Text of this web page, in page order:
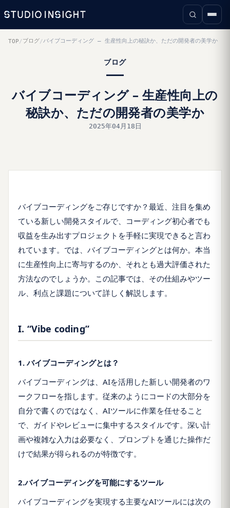
TOP /ブログ/バイブコーディング – 生産性向上の秘訣か、ただの開発者の美学か
ブログ
バイブコーディング – 生産性向上の
秘訣か、ただの開発者の美学か
2025年04月18日
バイブコーディングをご存じですか？最近、注目を集め
ている新しい開発スタイルで、コーディング初心者でも
収益を生み出すプロジェクトを手軽に実現できると言わ
れています。では、バイブコーディングとは何か。本当
に生産性向上に寄与するのか、それとも過大評価された
方法なのでしょうか。この記事では、その仕組みやツー
ル、利点と課題について詳しく解説します。
I. “Vibe coding”
1. バイブコーディングとは？
バイブコーディングは、AIを活用した新しい開発者のワ
ークフローを指します。従来のようにコードの大部分を
自分で書くのではなく、AIツールに作業を任せること
で、ガイドやレビューに集中するスタイルです。深い計
画や複雑な入力は必要なく、プロンプトを通じた操作だ
けで結果が得られるのが特徴です。
2.バイブコーディングを可能にするツール
バイブコーディングを実現する主要なAIツールには次の